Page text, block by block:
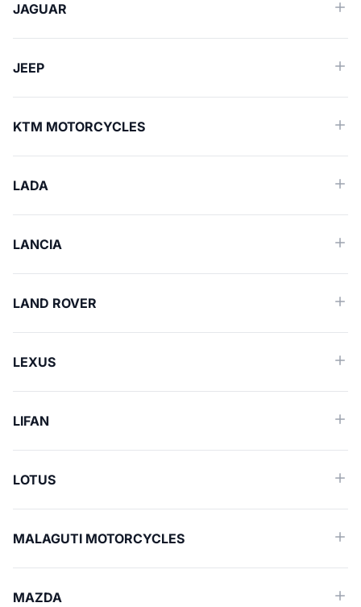
JAGUAR
JEEP
KTM MOTORCYCLES
LADA
LANCIA
LAND ROVER
LEXUS
LIFAN
LOTUS
MALAGUTI MOTORCYCLES
MAZDA